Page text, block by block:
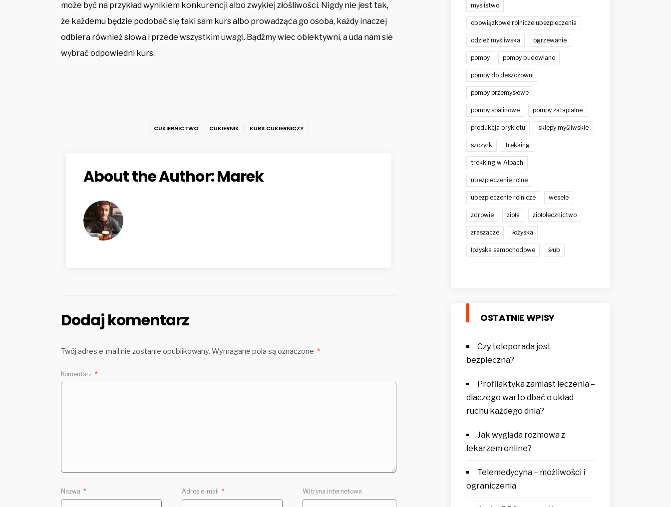
może być na przykład wynikiem konkurencji albo zwykłej złośliwości. Nigdy nie jest tak,
że każdemu będzie podobać się taki sam kurs albo prowadząca go osoba, każdy inaczej
odbiera również słowa i przede wszystkim uwagi. Bądźmy wiec obiektywni, a uda nam sie
wybrać odpowiedni kurs.
CUKIERNICTWO CUKIERNIK KURS CUKIERNICZY
About the Author:Marek
Dodaj komentarz
Twój adres e-mail nie zostanie opublikowany. Wymagane pola są oznaczone *
Komentarz *
Nazwa * Adres e-mail * Witryna internetowa
myslistwo
obowiązkowe rolnicze ubezpieczenia
odzież myśliwska ogrzewanie
pompy pompy budowlane
pompy do deszczowni
pompy przemysłowe
pompy spalinowe pompy zatapialne
produkcja brykietu sklepy myśliwskie
szczyrk trekking
trekking w Alpach
ubezpieczenie rolne
ubezpieczenie rolnicze wesele
zdrowie zioła ziołolecznictwo
zraszacze łożyska
łożyska samochodowe śłub
OSTATNIE WPISY
Czy teleporada jest
bezpieczna?
Profilaktyka zamiast leczenia –
dlaczego warto dbać o układ
ruchu każdego dnia?
Jak wygląda rozmowa z
lekarzem online?
Telemedycyna – możliwości i
ograniczenia